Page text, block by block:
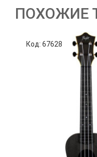
ПОХОЖИЕ
Код: 67628